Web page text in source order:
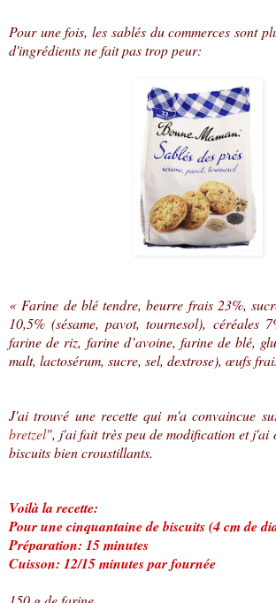
Pour une fois, les sablés du commerces sont
d'ingrédients ne fait pas trop peur:
« Farine de blé tendre, beurre frais 23%,
10,5% (sésame, pavot, tournesol), céréales
farine de riz, farine d’avoine, farine de blé,
malt, lactosérum, sucre, sel, dextrose), œufs
J'ai trouvé une recette qui m'a convaincue
bretzel", j'ai fait très peu de modification et j'ai
biscuits bien croustillants.
Voilà la recette:
Pour une cinquantaine de biscuits (4 cm de
Préparation: 15 minutes
Cuisson: 12/15 minutes par fournée